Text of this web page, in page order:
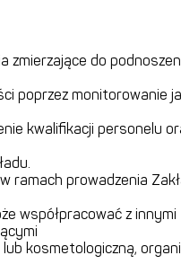
zmierzające do
poprzez monitorowanie
kwalifikacji personelu
w ramach prowadzenia
współpracować z innymi
lub kosmetologiczną,